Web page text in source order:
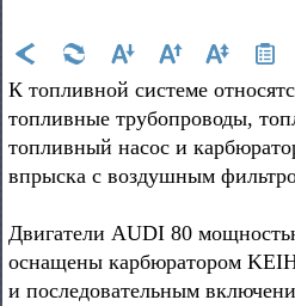
К топливной системе
топливные трубопроводы,
топливный насос и
впрыска с воздушным
Двигатели AUDI 80
оснащены карбюратором
и последовательным